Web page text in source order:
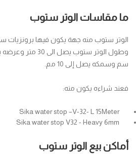
ما مقاسات الوتر ستوب
سم وسمكه يصل إلى 10 مم.
فعند شراءه يكون منه:
Sika water stop –V-32- L 15Meter
Sika water stop V32 - Heavy 6mm
أماكن بيع الوتر ستوب